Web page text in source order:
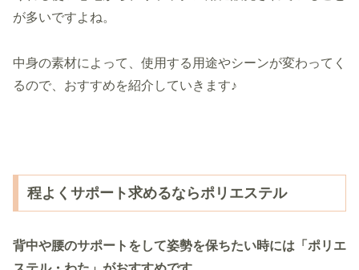
が多いですよね。
中身の素材によって、使用する用途やシーンが変わってく
るので、おすすめを紹介していきます♪
程よくサポート求めるならポリエステル
背中や腰のサポートをして姿勢を保ちたい時には「ポリエ